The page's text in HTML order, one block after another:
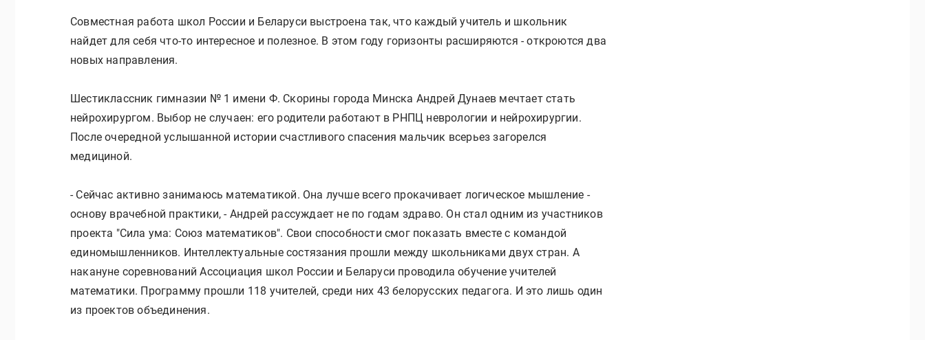
Совместная работа школ России и Беларуси выстроена так, что каждый учитель и школьник
найдет для себя что-то интересное и полезное. В этом году горизонты расширяются - откроются два
новых направления.
Шестиклассник гимназии № 1 имени Ф. Скорины города Минска Андрей Дунаев мечтает стать
нейрохирургом. Выбор не случаен: его родители работают в РНПЦ неврологии и нейрохирургии.
После очередной услышанной истории счастливого спасения мальчик всерьез загорелся
медициной.
- Сейчас активно занимаюсь математикой. Она лучше всего прокачивает логическое мышление -
основу врачебной практики, - Андрей рассуждает не по годам здраво. Он стал одним из участников
проекта "Сила ума: Союз математиков". Свои способности смог показать вместе с командой
единомышленников. Интеллектуальные состязания прошли между школьниками двух стран. А
накануне соревнований Ассоциация школ России и Беларуси проводила обучение учителей
математики. Программу прошли 118 учителей, среди них 43 белорусских педагога. И это лишь один
из проектов объединения.